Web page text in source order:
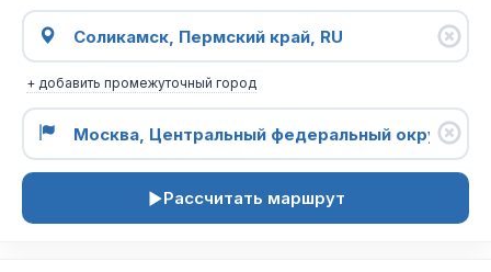
+ добавить промежуточный город
Рассчитать маршрут